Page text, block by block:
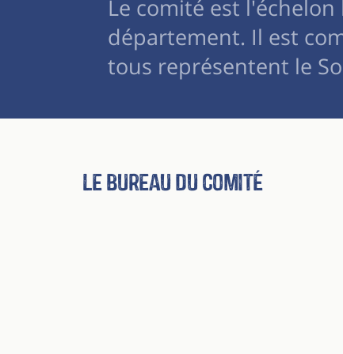
Le comité est
département. Il est
tous représentent le
Le bureau du comité